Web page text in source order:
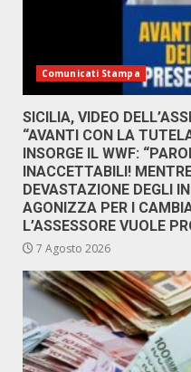
Comunicati Stampa
SICILIA, VIDEO
“AVANTI CON LA
INSORGE IL WWF:
INACCETTABILI!
DEVASTAZIONE DEGLI
AGONIZZA PER I
L’ASSESSORE VUOLE
7 Agosto 2026